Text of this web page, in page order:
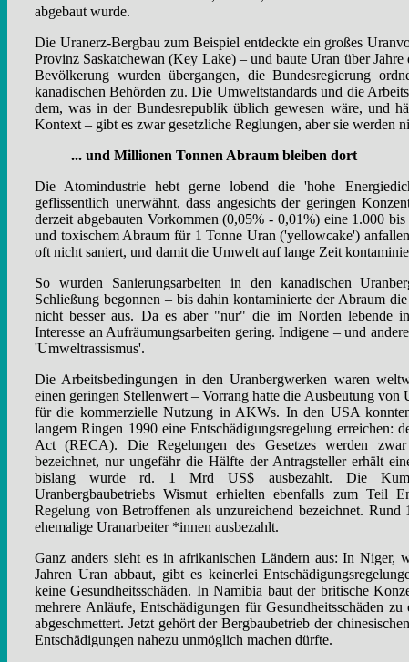
abgebaut wurde.
Die Uranerz-Bergbau zum Beispiel entdeckte ein großes
Provinz Saskatchewan (Key Lake) – und baute Uran über
Bevölkerung wurden übergangen, die Bundesregierung
kanadischen Behörden zu. Die Umweltstandards und die
dem, was in der Bundesrepublik üblich gewesen wäre, und
Kontext – gibt es zwar gesetzliche Reglungen, aber sie werden
... und Millionen Tonnen Abraum bleiben dort
Die Atomindustrie hebt gerne lobend die 'hohe
geflissentlich unerwähnt, dass angesichts der geringen
derzeit abgebauten Vorkommen (0,05% - 0,01%) eine 1.000
und toxischem Abraum für 1 Tonne Uran ('yellowcake')
oft nicht saniert, und damit die Umwelt auf lange Zeit
So wurden Sanierungsarbeiten in den kanadischen
Schließung begonnen – bis dahin kontaminierte der Abraum
nicht besser aus. Da es aber "nur" die im Norden lebende
Interesse an Aufräumungsarbeiten gering. Indigene – und
'Umwelt­rassismus'.
Die Arbeitsbedingungen in den Uranbergwerken waren
einen geringen Stellenwert – Vorrang hatte die Ausbeutung von
für die kommerzielle Nutzung in AKWs. In den USA
langem Ringen 1990 eine Entschädigungsregelung erreichen:
Act (RECA). Die Regelungen des Gesetzes werden
bezeichnet, nur ungefähr die Hälfte der Antragsteller erhält
bislang wurde rd. 1 Mrd US$ ausbezahlt. Die
Uranbergbaubetriebs Wismut erhielten ebenfalls zum Teil
Regelung von Betroffenen als unzureichend bezeichnet.
ehemalige Uranarbeiter *innen ausbezahlt.
Ganz anders sieht es in afrikanischen Ländern aus: In
Jahren Uran abbaut, gibt es keinerlei
keine Gesundheitsschäden. In Namibia baut der britische
mehrere Anläufe, Entschädigungen für Gesundheitsschäden
abgeschmettert. Jetzt gehört der Bergbaubetrieb der
Entschädigungen nahezu unmöglich machen dürfte.